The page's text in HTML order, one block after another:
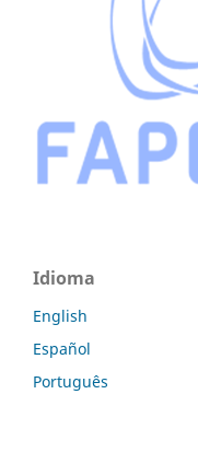
Idioma
English
Español
Português